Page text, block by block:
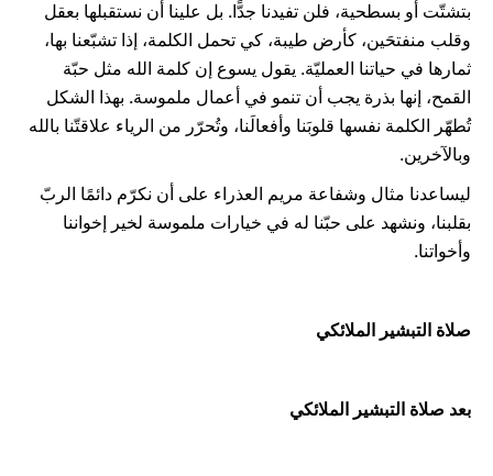
بتشتّت أو بسطحية، فلن تفيدنا جدًّا. بل علينا أن نستقبلها بعقل
وقلب منفتحَين، كأرض طيبة، كي تحمل الكلمة، إذا تشبّعنا بها،
ثمارها في حياتنا العمليّة. يقول يسوع إن كلمة الله مثل حبّة
القمح، إنها بذرة يجب أن تنمو في أعمال ملموسة. بهذا الشكل
تُطهّر الكلمة نفسها قلوبَنا وأفعالَنا، وتُحرّر من الرياء علاقتّنا بالله
وبالآخرين.
ليساعدنا مثال وشفاعة مريم العذراء على أن نكرّم دائمًا الربّ
بقلبنا، ونشهد على حبّنا له في خيارات ملموسة لخير إخواننا
وأخواتنا.
صلاة التبشير الملائكي
بعد صلاة التبشير الملائكي